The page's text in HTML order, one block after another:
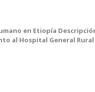
en Etiopía
al Hospital General